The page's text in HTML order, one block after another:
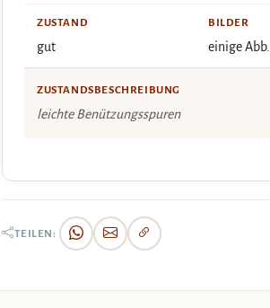
ZUSTAND
gut
BILDER
einige Abb.
ZUSTANDSBESCHREIBUNG
leichte Benützungsspuren
TEILEN: